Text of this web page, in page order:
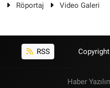
Röportaj
Video Galeri
RSS
Haber